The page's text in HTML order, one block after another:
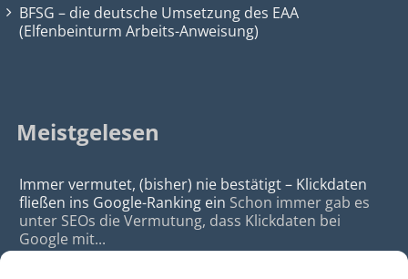
BFSG – die deutsche Umsetzung des EAA
(Elfenbeinturm Arbeits-Anweisung)
Meistgelesen
Immer vermutet, (bisher) nie bestätigt – Klickdaten
fließen ins Google-Ranking ein Schon immer gab es
unter SEOs die Vermutung, dass Klickdaten bei
Google mit...